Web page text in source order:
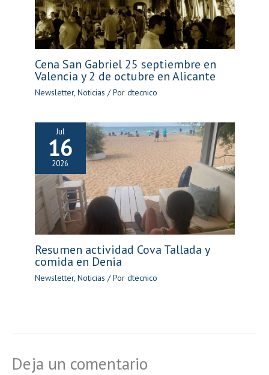
Cena San Gabriel 25 septiembre en
Valencia y 2 de octubre en Alicante
Newsletter, Noticias / Por dtecnico
Jul
16
2026
Resumen actividad Cova Tallada y
comida en Denia
Newsletter, Noticias / Por dtecnico
Deja un comentario